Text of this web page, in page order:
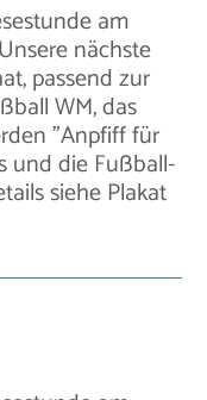
am
nächste
passend zur
WM, das
"Anpfiff für
und die Fußball-
siehe Plakat